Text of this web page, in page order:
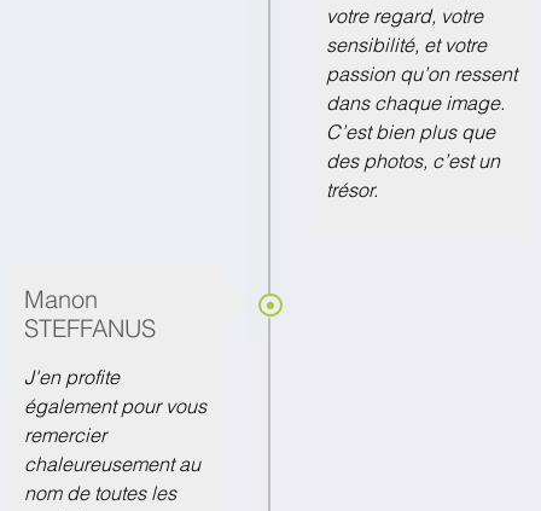
votre regard, votre
sensibilité, et votre
passion qu’on ressent
dans chaque image.
C’est bien plus que
des photos, c’est un
trésor.
Manon
STEFFANUS
J'en profite
également pour vous
remercier
chaleureusement au
nom de toutes les